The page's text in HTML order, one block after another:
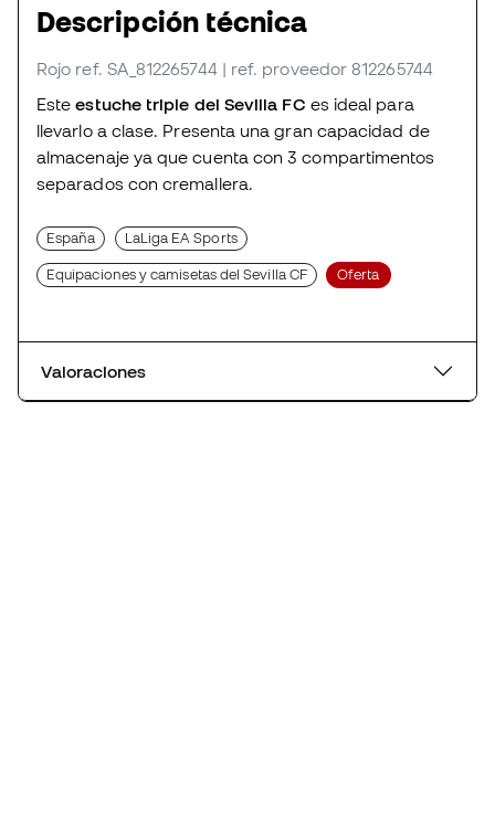
Descripción técnica
Rojo ref. SA_812265744 | ref. proveedor 812265744
Esteestuche triple del Sevilla FC es ideal para
llevarlo a clase. Presenta una gran capacidad de
almacenaje ya que cuenta con 3 compartimentos
separados con cremallera.
España LaLiga EA Sports
Equipaciones y camisetas del Sevilla CF Oferta
Valoraciones